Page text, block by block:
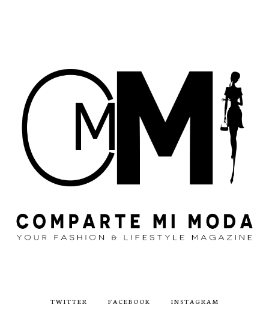
TWITTER FACEBOOK INSTAGRAM